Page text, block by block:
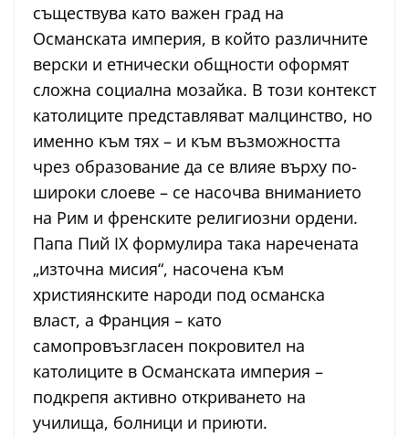
съществува като важен град на
Османската империя, в който различните
верски и етнически общности оформят
сложна социална мозайка. В този контекст
католиците представляват малцинство, но
именно към тях – и към възможността
чрез образование да се влияе върху по-
широки слоеве – се насочва вниманието
на Рим и френските религиозни ордени.
Папа Пий IX формулира така наречената
„източна мисия“, насочена към
християнските народи под османска
власт, а Франция – като
самопровъзгласен покровител на
католиците в Османската империя –
подкрепя активно откриването на
училища, болници и приюти.